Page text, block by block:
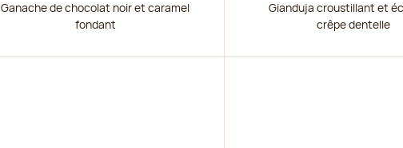
Ganache de chocolat noir et caramel
fondant
Gianduja croustillant et
crêpe dentelle